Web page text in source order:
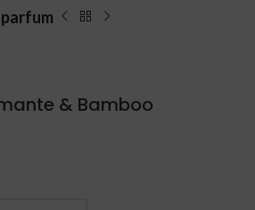
& Bamboo